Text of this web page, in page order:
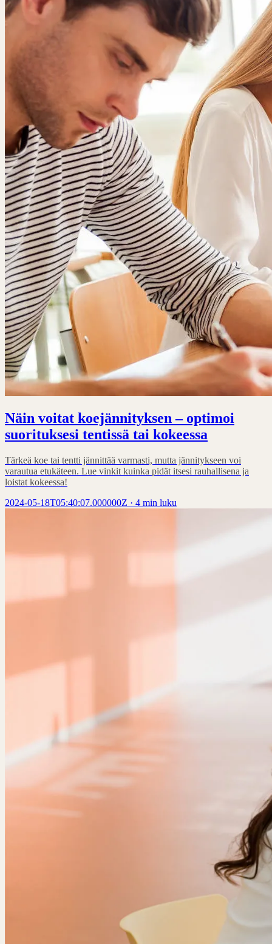
Näin voitat koejännityksen – optimoi
suorituksesi tentissä tai kokeessa
Tärkeä koe tai tentti jännittää varmasti, mutta jännitykseen voi
varautua etukäteen. Lue vinkit kuinka pidät itsesi rauhallisena ja
loistat kokeessa!
2024-05-18T05:40:07.000000Z · 4 min luku